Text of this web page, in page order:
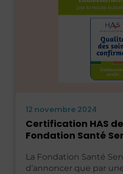
12 novembre 2024
Certification HAS de
Fondation Santé
La Fondation Santé
d’annoncer que par